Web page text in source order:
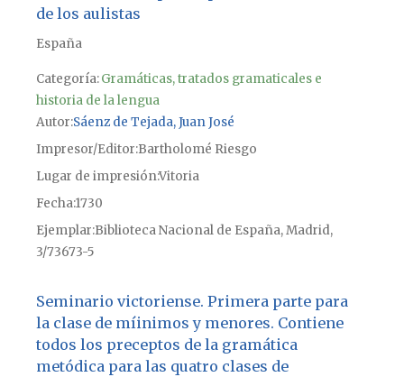
de los aulistas
España
Categoría:Gramáticas, tratados gramaticales e
historia de la lengua
Autor Sáenz de Tejada, Juan José
Impresor/Editor Bartholomé Riesgo
Lugar de impresiónVitoria
Fecha1730
Ejemplar Biblioteca Nacional de España, Madrid,
3/73673-5
Seminario victoriense. Primera parte para
la clase de míinimos y menores. Contiene
todos los preceptos de la gramática
metódica para las quatro clases de